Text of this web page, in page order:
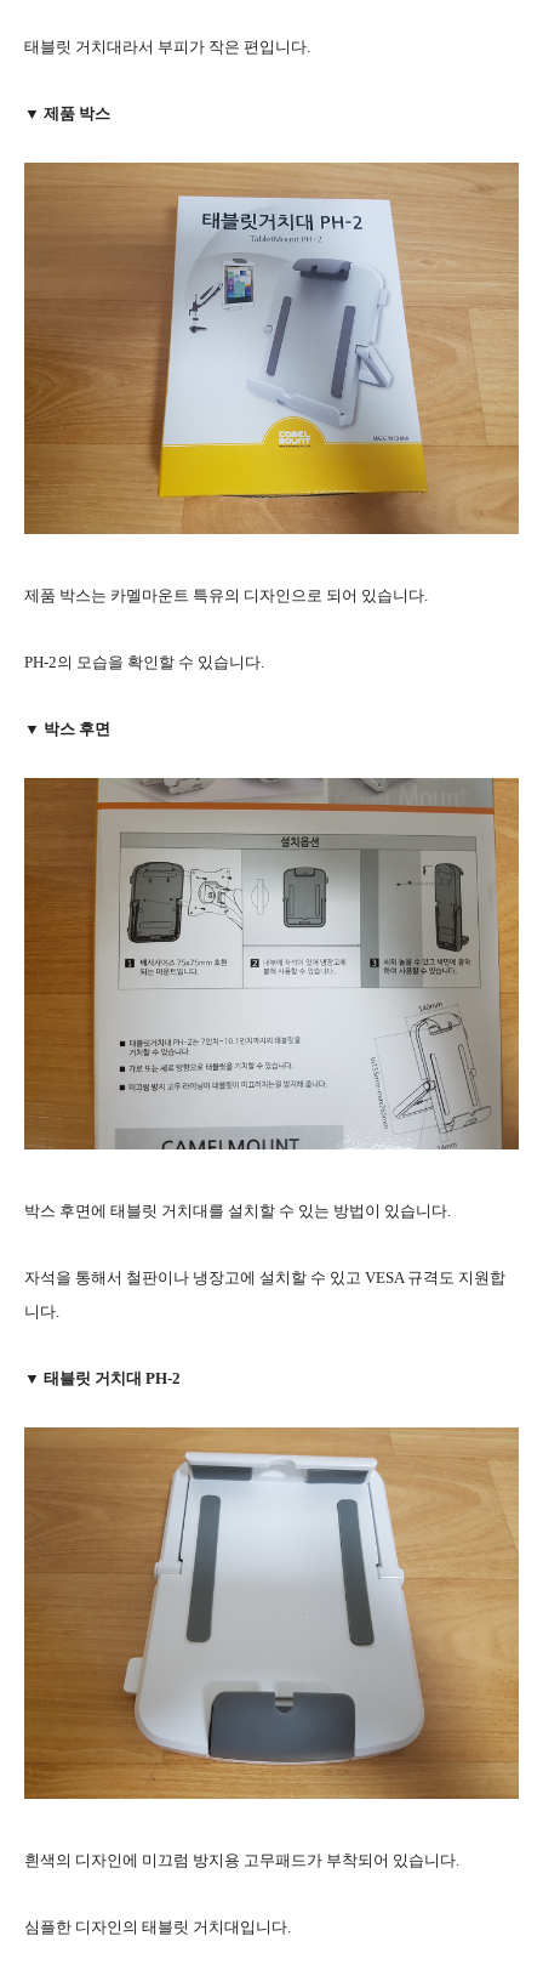
태블릿 거치대라서 부피가 작은 편입니다.
▼ 제품 박스
제품 박스는 카멜마운트 특유의 디자인으로 되어 있습니다.
PH-2의 모습을 확인할 수 있습니다.
▼ 박스 후면
박스 후면에 태블릿 거치대를 설치할 수 있는 방법이 있습니다.
자석을 통해서 철판이나 냉장고에 설치할 수 있고 VESA 규격도 지원합
니다.
▼ 태블릿 거치대 PH-2
흰색의 디자인에 미끄럼 방지용 고무패드가 부착되어 있습니다.
심플한 디자인의 태블릿 거치대입니다.